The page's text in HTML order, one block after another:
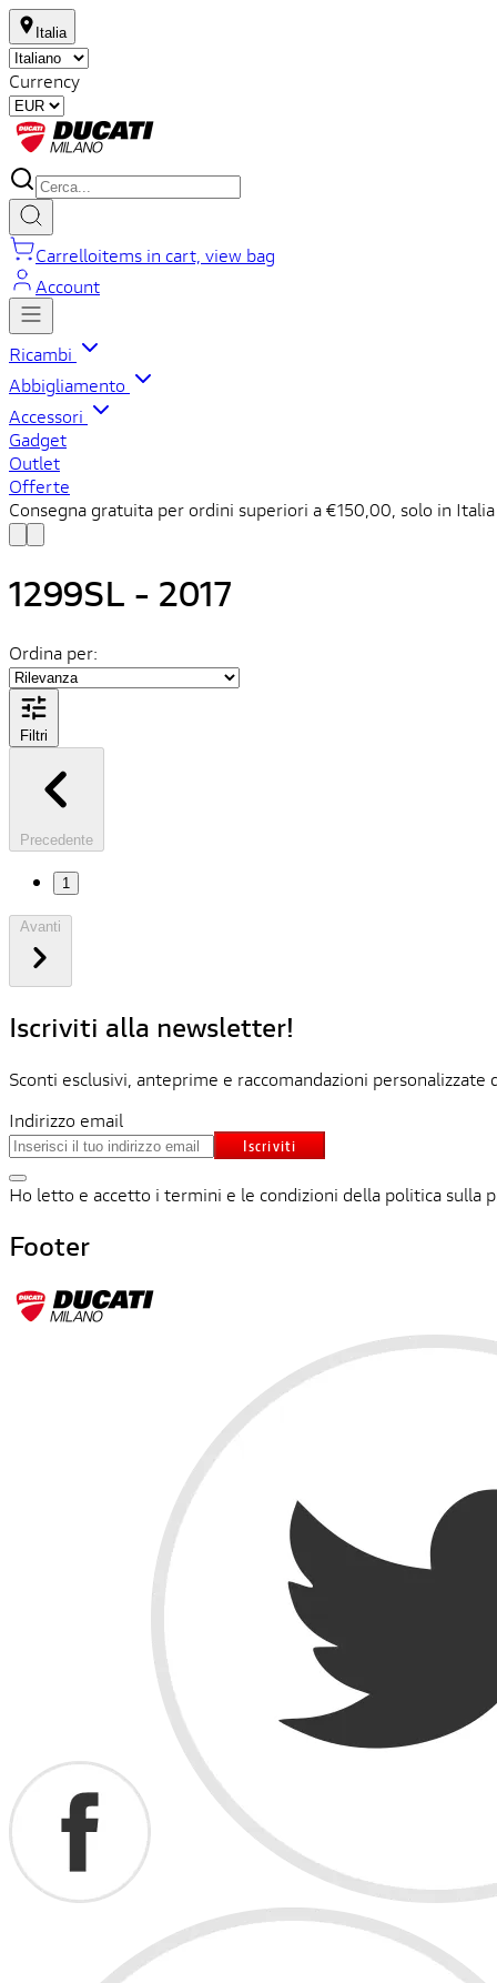
Italia
Currency
Carrelloitems in cart, view bag
Account
Ricambi
Abbigliamento
Accessori
Gadget
Outlet
Offerte
Consegna gratuita per ordini superiori a €150,00, solo in Italia
1299SL - 2017
Ordina per:
Filtri
Precedente
1
Iscriviti alla newsletter!
Sconti esclusivi, anteprime e raccomandazioni
Indirizzo email
Iscriviti
Ho letto e accetto i termini e le condizioni della politica sulla
Footer